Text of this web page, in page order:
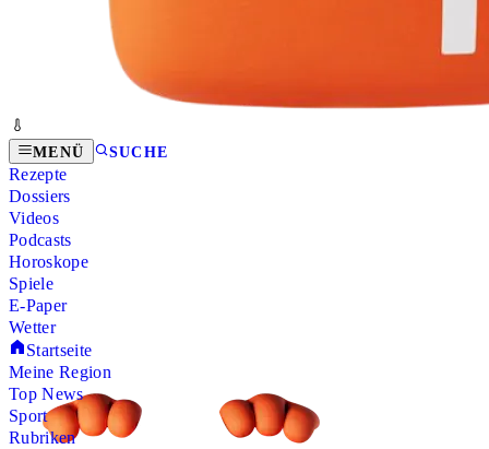
MENÜ SUCHE
Rezepte
Dossiers
Videos
Podcasts
Horoskope
Spiele
E-Paper
Wetter
Startseite
Meine Region
Top News
Sport
Rubriken